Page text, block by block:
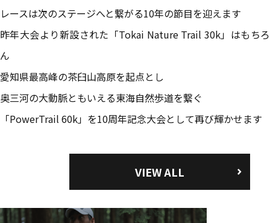
レースは次のステージへと繋がる10年の節⽬を迎えます
昨年⼤会より新設された「Tokai Nature Trail 30k」はもちろ
ん
愛知県最⾼峰の茶⾅⼭⾼原を起点とし
奥三河の⼤動脈ともいえる東海⾃然歩道を繋ぐ
「PowerTrail 60k」を10周年記念⼤会として再び輝かせます
VIEW ALL